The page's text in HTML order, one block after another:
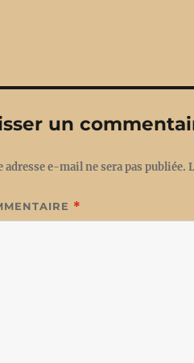
un
adresse e-mail ne sera pas publiée.
*